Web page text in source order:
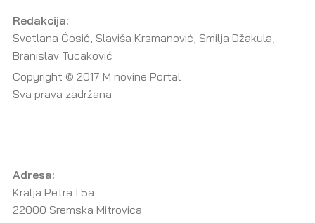
Redakcija:
Svetlana Ćosić, Slaviša Krsmanović, Smilja Džakula,
Branislav Tucaković
Copyright © 2017 M novine Portal
Sva prava zadržana
Adresa:
Kralja Petra I 5a
22000 Sremska Mitrovica